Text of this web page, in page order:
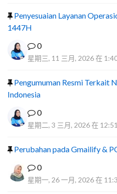
Penyesuaian Layanan
1447H
0
星期三, 11 三月, 2026 在
Pengumuman Resmi Terkait
Indonesia
0
星期二, 3 三月, 2026 在
Perubahan pada Gmailify &
0
星期一, 26 一月, 2026 在